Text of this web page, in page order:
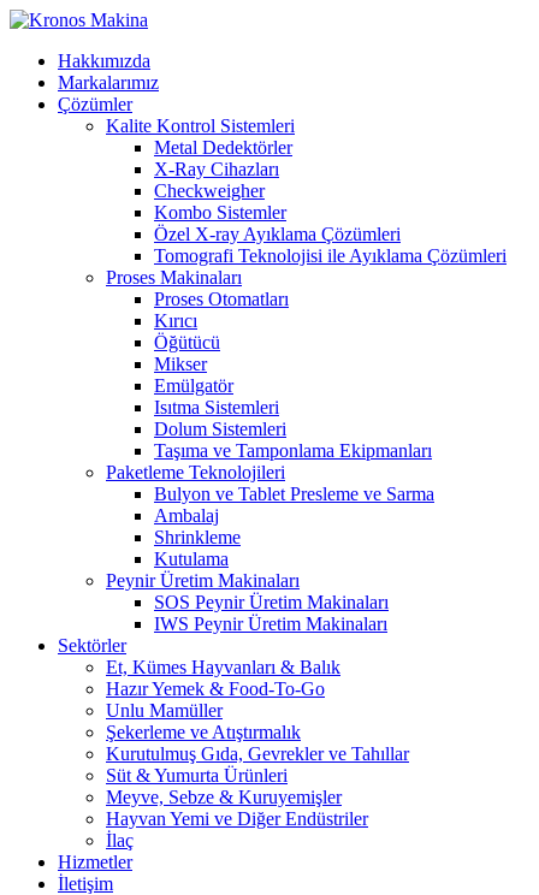
Hakkımızda
Markalarımız
Çözümler
Kalite Kontrol Sistemleri
Metal Dedektörler
X-Ray Cihazları
Checkweigher
Kombo Sistemler
Özel X-ray Ayıklama Çözümleri
Tomografi Teknolojisi ile Ayıklama Çözümleri
Proses Makinaları
Proses Otomatları
Kırıcı
Öğütücü
Mikser
Emülgatör
Isıtma Sistemleri
Dolum Sistemleri
Taşıma ve Tamponlama Ekipmanları
Paketleme Teknolojileri
Bulyon ve Tablet Presleme ve Sarma
Ambalaj
Shrinkleme
Kutulama
Peynir Üretim Makinaları
SOS Peynir Üretim Makinaları
IWS Peynir Üretim Makinaları
Sektörler
Et, Kümes Hayvanları & Balık
Hazır Yemek & Food-To-Go
Unlu Mamüller
Şekerleme ve Atıştırmalık
Kurutulmuş Gıda, Gevrekler ve Tahıllar
Süt & Yumurta Ürünleri
Meyve, Sebze & Kuruyemişler
Hayvan Yemi ve Diğer Endüstriler
İlaç
Hizmetler
İletişim